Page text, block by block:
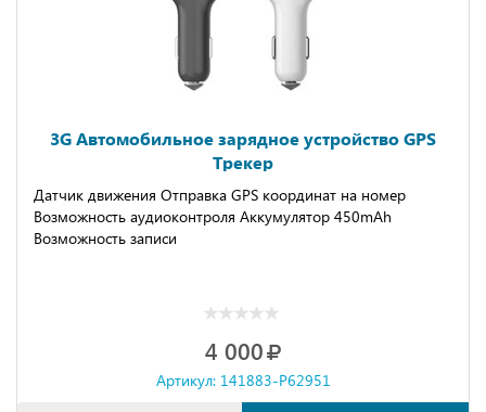
3G Автомобильное зарядное устройство GPS
Трекер
Датчик движения Отправка GPS координат на номер
Возможность аудиоконтроля Аккумулятор 450mAh
Возможность записи
4 000
Артикул: 141883-P62951